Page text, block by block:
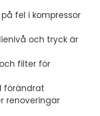
fel i kompressor
och tryck är
filter för
förändrat
renoveringar